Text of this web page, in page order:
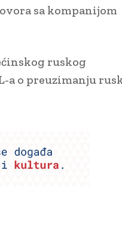
sa kompanijom
ruskog
a o preuzimanju